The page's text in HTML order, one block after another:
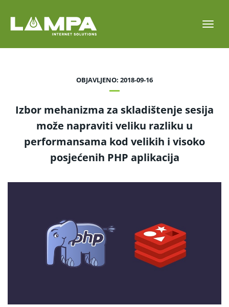
OBJAVLJENO: 2018-09-16
Izbor mehanizma za skladištenje sesija
može napraviti veliku razliku u
performansama kod velikih i visoko
posjećenih PHP aplikacija